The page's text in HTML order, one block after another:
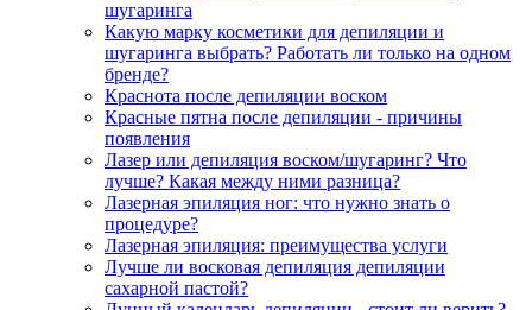
шугаринга
Какую марку косметики для депиляции и
шугаринга выбрать? Работать ли только на одном
бренде?
Краснота после депиляции воском
Красные пятна после депиляции - причины
появления
Лазер или депиляция воском/шугаринг? Что
лучше? Какая между ними разница?
Лазерная эпиляция ног: что нужно знать о
процедуре?
Лазерная эпиляция: преимущества услуги
Лучше ли восковая депиляция депиляции
сахарной пастой?